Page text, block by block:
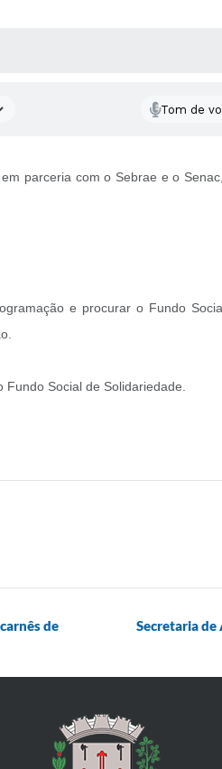
Tom de
parceria com o Sebrae e o
e procurar o Fundo
Social de Solidariedade.
de
Secretaria de